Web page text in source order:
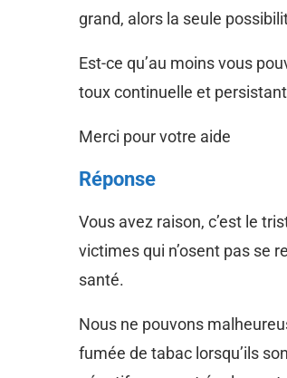
grand, alors la seule
Est-ce qu’au moins vous
toux continuelle et
Merci pour votre aide
Réponse
Vous avez raison, c’est le
victimes qui n’osent pas se
santé.
Nous ne pouvons
fumée de tabac lorsqu’ils